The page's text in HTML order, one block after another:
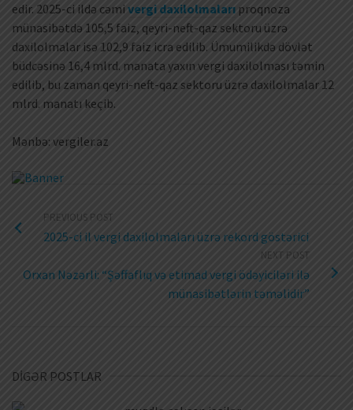
edir. 2025-ci ildə cəmi vergi daxilolmaları proqnoza
münasibətdə 105,5 faiz, qeyri-neft-qaz sektoru üzrə
daxilolmalar isə 102,9 faiz icra edilib. Ümumilikdə dövlət
büdcəsinə 16,4 mlrd. manata yaxın vergi daxilolması təmin
edilib, bu zaman qeyri-neft-qaz sektoru üzrə daxilolmalar 12
mlrd. manatı keçib.
Mənbə: vergiler.az
PREVIOUS POST
2025-ci il vergi daxilolmaları üzrə rekord göstərici
NEXT POST
Orxan Nəzərli: “Şəffaflıq və etimad vergi ödəyiciləri ilə
münasibətlərin təməlidir”
DİGƏR POSTLAR